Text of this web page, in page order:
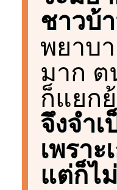
ชาวบ้
พยาบ
มาก ต
ก็แยก
จึงจำ
เพรา
แต่ก็ไ